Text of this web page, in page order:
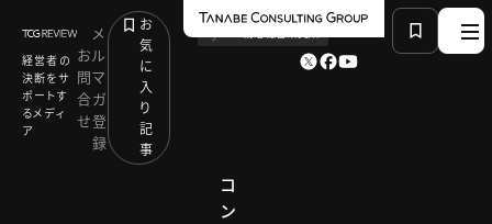
経営者の
決断をサ
ポートす
るメディ
ア
お
問
合
せ
メ
ル
マ
ガ
登
録
お
気
に
入
り
記
事
コ
ン